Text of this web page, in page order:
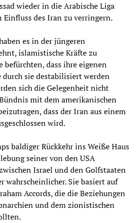
wieder in die Arabische Liga
des Iran zu verringern.
es in der jüngeren
islamistische Kräfte zu
dass ihre eigenen
durch sie destabilisiert werden
sich die Gelegenheit nicht
mit dem amerikanischen
dass der Iran aus einem
wird.
baldiger Rückkehr ins Weiße Haus
seiner von den USA
Israel und den Golfstaaten
wahrscheinlicher. Sie basiert auf
Accords, die die Beziehungen
und dem zionistischen